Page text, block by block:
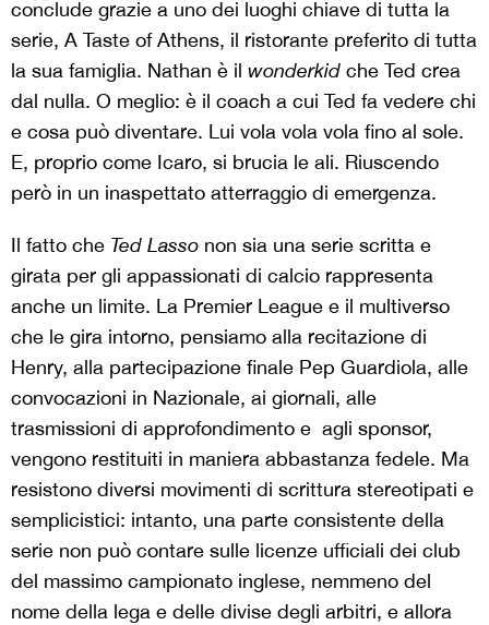
conclude grazie a uno dei luoghi chiave di tutta la
serie, A Taste of Athens, il ristorante preferito di tutta
la sua famiglia. Nathan è il wonderkid che Ted crea
dal nulla. O meglio: è il coach a cui Ted fa vedere chi
e cosa può diventare. Lui vola vola vola fino al sole.
E, proprio come Icaro, si brucia le ali. Riuscendo
però in un inaspettato atterraggio di emergenza.
Il fatto che Ted Lasso non sia una serie scritta e
girata per gli appassionati di calcio rappresenta
anche un limite. La Premier League e il multiverso
che le gira intorno, pensiamo alla recitazione di
Henry, alla partecipazione finale Pep Guardiola, alle
convocazioni in Nazionale, ai giornali, alle
trasmissioni di approfondimento e agli sponsor,
vengono restituiti in maniera abbastanza fedele. Ma
resistono diversi movimenti di scrittura stereotipati e
semplicistici: intanto, una parte consistente della
serie non può contare sulle licenze ufficiali dei club
del massimo campionato inglese, nemmeno del
nome della lega e delle divise degli arbitri, e allora